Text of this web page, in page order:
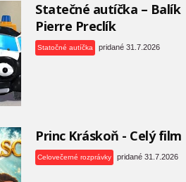
Statečné autíčka – Balík
Pierre Preclík
Statočné autíčka pridané 31.7.2026
Princ Kráskoň - Celý film
Celovečerné rozprávky pridané 31.7.2026